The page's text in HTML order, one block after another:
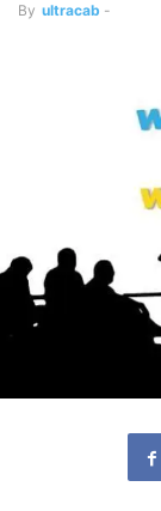
By ultracab -